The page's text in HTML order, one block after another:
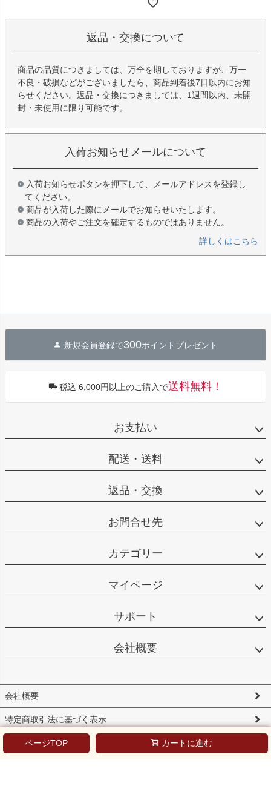
返品・交換について
商品の品質につきましては、万全を期しておりますが、万一
不良・破損などがございましたら、商品到着後7日以内にお知
らせください。返品・交換につきましては、1週間以内、未開
封・未使用に限り可能です。
入荷お知らせメールについて
入荷お知らせボタンを押下して、メールアドレスを登録し
てください。
商品が入荷した際にメールでお知らせいたします。
商品の入荷やご注文を確定するものではありません。
詳しくはこちら
ページTOP カートに進む
新規会員登録で300ポイントプレゼント
税込 6,000円以上のご購入で送料無料！
お支払い
配送・送料
返品・交換
お問合せ先
カテゴリー
マイページ
サポート
会社概要
会社概要
特定商取引法に基づく表示
個人情報の取扱